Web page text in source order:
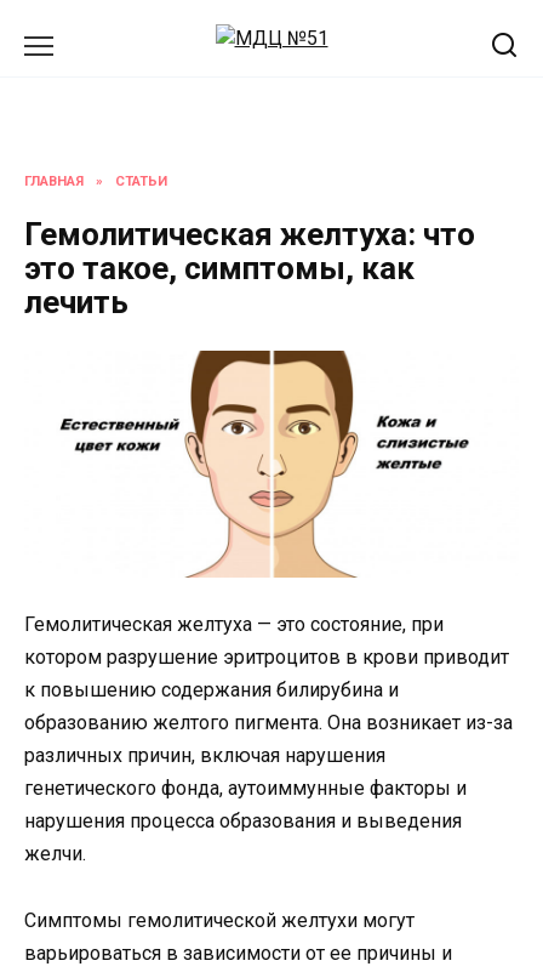
ГЛАВНАЯ » СТАТЬИ
Гемолитическая желтуха: что
это такое, симптомы, как
лечить
Гемолитическая желтуха — это состояние, при
котором разрушение эритроцитов в крови приводит
к повышению содержания билирубина и
образованию желтого пигмента. Она возникает из-за
различных причин, включая нарушения
генетического фонда, аутоиммунные факторы и
нарушения процесса образования и выведения
желчи.
Симптомы гемолитической желтухи могут
варьироваться в зависимости от ее причины и